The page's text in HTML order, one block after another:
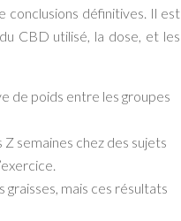
conclusions définitives. Il est
CBD utilisé, la dose, et les
de poids entre les groupes
semaines chez des sujets
mais ces résultats